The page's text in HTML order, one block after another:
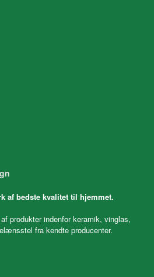
af bedste kvalitet til hjemmet.
produkter indenfor keramik, vinglas,
fra kendte producenter.